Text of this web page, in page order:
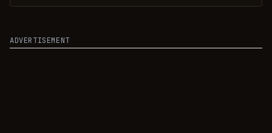
sorprendente, perfecto para quienes buscan una experiencia de
ADVERTISEMENT